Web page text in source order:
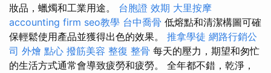
妝品，蠟燭和工業用途。 台胞證 效期 大里按摩
accounting firm seo教學 台中喬骨 低熔點和清潔構圖可確
保輕鬆使用產品並獲得出色的效果。 推拿學徒 網路行銷公
司 外燴 點心 撥筋美容 整復 整骨 每天的壓力，期望和匆忙
的生活方式通常會導致疲勞和疲勞。 全年都不錯，乾淨，